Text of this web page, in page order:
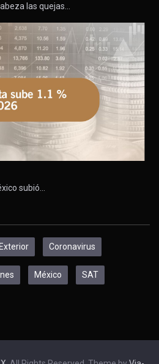
las quejas…
subió…
Coronavirus
México SAT